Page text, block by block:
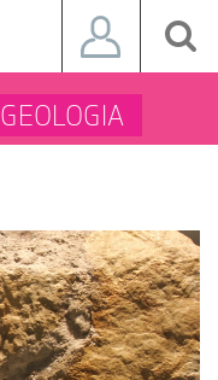
GEOLOGIA